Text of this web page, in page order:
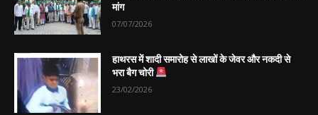
मांग
07/07/2026
हाथरस में शादी समारोह से लाखों के जेवर और नकदी से
भरा बैग चोरी
23/02/2026